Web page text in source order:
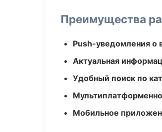
Преимущества
Push-уведомления о
Актуальная
Удобный поиск по
Мобильное